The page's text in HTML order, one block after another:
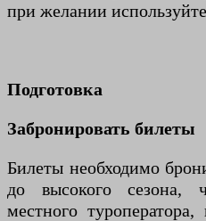
при желании
Подготовка
Забронировать билеты
Билеты необходимо
до высокого сезона,
местного туроператора,